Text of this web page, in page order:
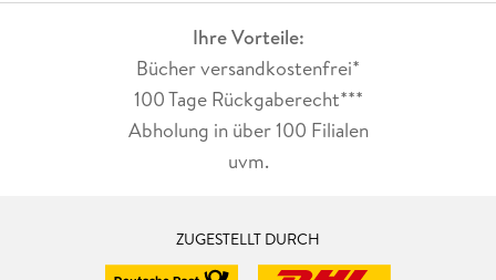
Ihre Vorteile:
Bücher versandkostenfrei*
100 Tage Rückgaberecht***
Abholung in über 100 Filialen
uvm.
ZUGESTELLT DURCH